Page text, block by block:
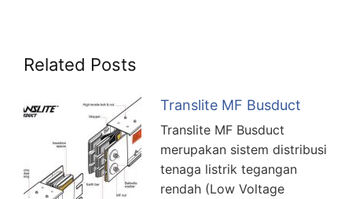
Related Posts
Translite MF Busduct
Translite MF Busduct
merupakan sistem distribusi
tenaga listrik tegangan
rendah (Low Voltage